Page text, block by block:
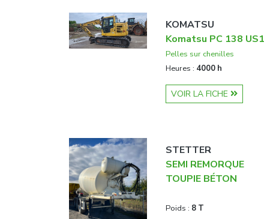
KOMATSU
Komatsu PC 138
Pelles sur chenilles
Heures : 4000 h
VOIR LA FICHE
STETTER
SEMI REMORQUE
TOUPIE BÉTON
Poids : 8 T